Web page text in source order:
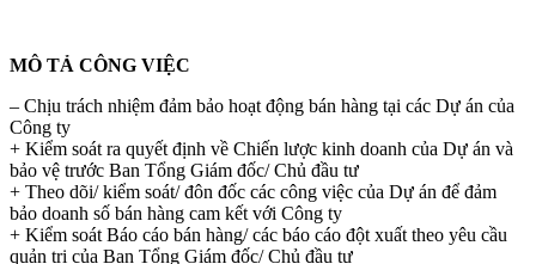
MÔ TẢ CÔNG VIỆC
– Chịu trách nhiệm đảm bảo hoạt động bán hàng tại các Dự án của
Công ty
+ Kiểm soát ra quyết định về Chiến lược kinh doanh của Dự án và
bảo vệ trước Ban Tổng Giám đốc/ Chủ đầu tư
+ Theo dõi/ kiểm soát/ đôn đốc các công việc của Dự án để đảm
bảo doanh số bán hàng cam kết với Công ty
+ Kiểm soát Báo cáo bán hàng/ các báo cáo đột xuất theo yêu cầu
quản trị của Ban Tổng Giám đốc/ Chủ đầu tư